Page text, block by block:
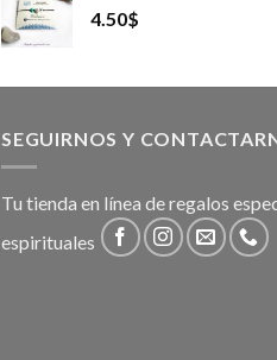
4.50$
SEGUIRNOS Y
Tu tienda en línea de regalos
espirituales